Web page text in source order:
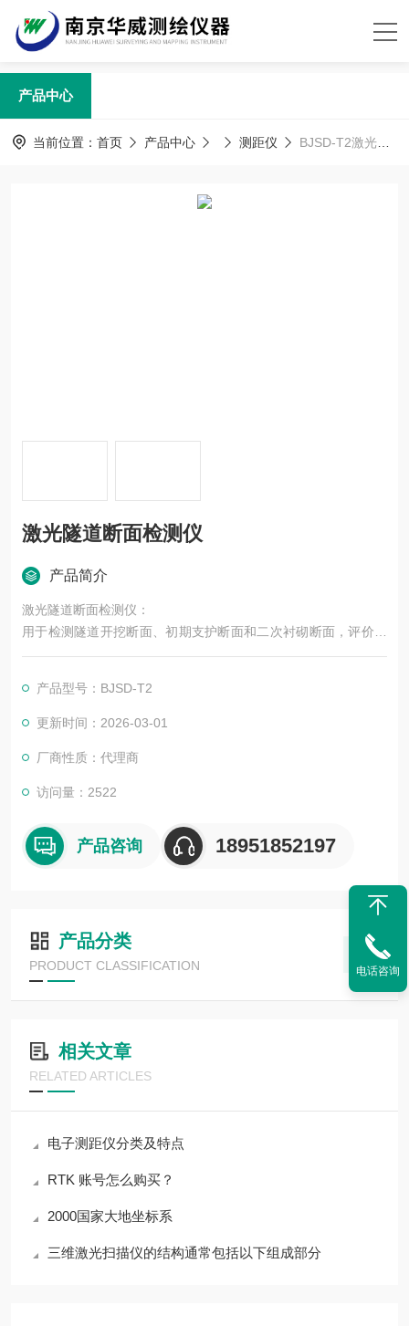
产品中心
当前位置： 首页 产品中心 测距仪 BJSD-T2激光隧道断面检测仪
激光隧道断面检测仪
产品简介
激光隧道断面检测仪：
用于检测隧道开挖断面、初期支护断面和二次衬砌断面，评价隧
道开挖质量和判断支护（衬砌）断面是否侵入限界，开挖过程中
业、辅助竣工验收、控制开挖质量。
产品型号：BJSD-T2
更新时间：2026-03-01
厂商性质：代理商
访问量：2522
产品咨询 18951852197
产品分类
PRODUCT CLASSIFICATION
相关文章
RELATED ARTICLES
电子测距仪分类及特点
RTK 账号怎么购买？
2000国家大地坐标系
三维激光扫描仪的结构通常包括以下组成部分
电话咨询